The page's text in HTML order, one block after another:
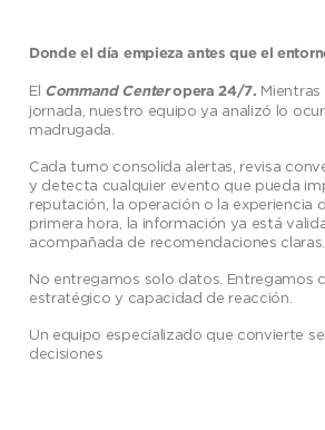
Donde el día empieza antes que el
El Command Centeropera 24/7. Mientras
jornada, nuestro equipo ya analizó lo
madrugada.
Cada turno consolida alertas, revisa
y detecta cualquier evento que pueda
reputación, la operación o la experiencia
primera hora, la información ya está
acompañada de recomendaciones claras.
No entregamos solo datos. Entregamos
estratégico y capacidad de reacción.
Un equipo especializado que convierte
decisiones